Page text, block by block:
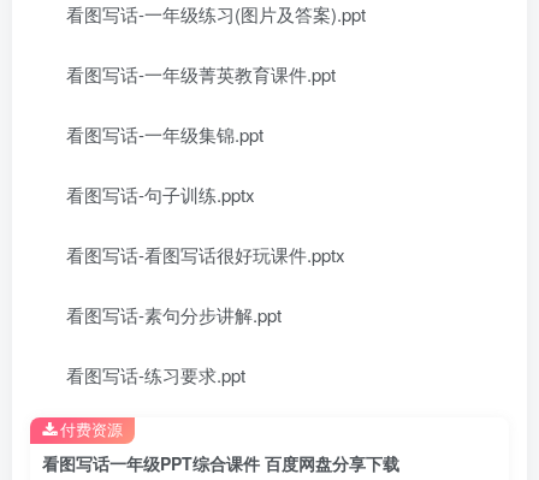
看图写话-一年级练习(图片及答案).ppt
看图写话-一年级菁英教育课件.ppt
看图写话-一年级集锦.ppt
看图写话-句子训练.pptx
看图写话-看图写话很好玩课件.pptx
看图写话-素句分步讲解.ppt
看图写话-练习要求.ppt
看图写话一年级PPT综合课件 百度网盘分享下载
付费资源